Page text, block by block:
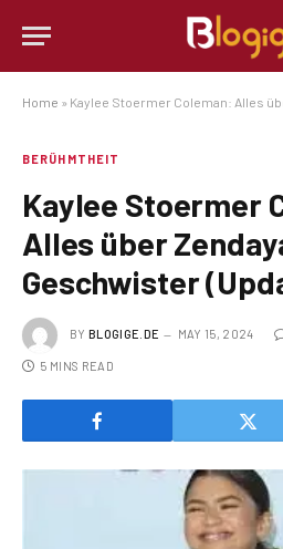
Home » Kaylee Stoermer Coleman: Alles über
BERÜHMTHEIT
Kaylee Stoermer
Alles über
Geschwister
BY BLOGIGE.DE MAY 15, 2024
5 MINS READ